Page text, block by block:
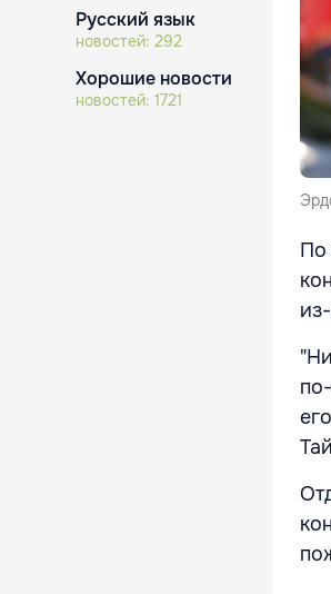
Русский язык
новостей: 292
Хорошие новости
новостей: 1721
По